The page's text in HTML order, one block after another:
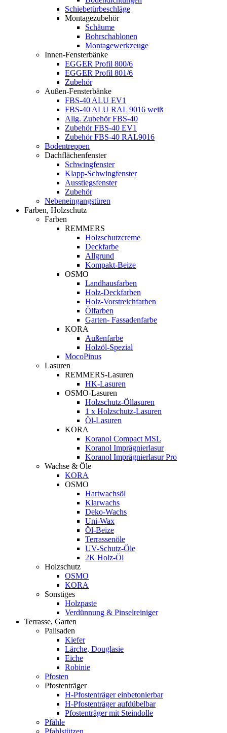
Schiebetürbeschläge
Montagezubehör
Schäume
Bohrschablonen
Montagewerkzeuge
Innen-Fensterbänke
EGGER Profil 800/6
EGGER Profil 801/6
Zubehör
Außen-Fensterbänke
FBS-40 ALU EV1
FBS-40 ALU RAL 9016 weiß
Allg. Zubehör FBS-40
Zubehör FBS-40 EV1
Zubehör FBS-40 RAL9016
Bodentreppen
Dachflächenfenster
Schwingfenster
Klapp-Schwingfenster
Ausstiegsfenster
Zubehör
Nebeneingangstüren
Farben, Holzschutz
Farben
REMMERS
Holzschutzcreme
Deckfarbe
Allgrund
Kompakt-Beize
OSMO
Landhausfarben
Holz-Deckfarben
Holz-Vorstreichfarben
Ölfarben
Garten- Fassadenfarbe
KORA
Außenfarbe
Holzöl-Spezial
MocoPinus
Lasuren
REMMERS-Lasuren
HK-Lasuren
OSMO-Lasuren
Holzschutz-Öllasuren
1 x Holzschutz-Lasuren
Öl-Lasuren
KORA
Koranol Compact MSL
Koranol Imprägnierlasur
Koranol Imprägnierlasur Pro
Wachse & Öle
KORA
OSMO
Hartwachsöl
Klarwachs
Deko-Wachs
Uni-Wax
Öl-Beize
Terrassenöle
UV-Schutz-Öle
2K Holz-Öl
Holzschutz
OSMO
KORA
Sonstiges
Holzpaste
Verdünnung & Pinselreiniger
Terrasse, Garten
Palisaden
Kiefer
Lärche, Douglasie
Eiche
Robinie
Pfosten
Pfostenträger
H-Pfostenträger einbetonierbar
H-Pfostenträger aufdübelbar
Pfostenträger mit Steindolle
Pfähle
Pfahlstützen